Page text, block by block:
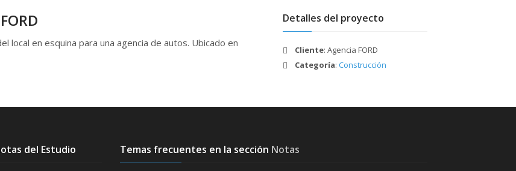
local en esquina para una agencia de autos. Ubicado en
Detalles del proyecto
Cliente: Agencia FORD
Categoría: Construcción
del Estudio Temas frecuentes en la sección Notas